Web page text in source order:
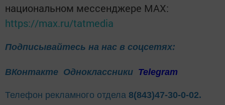
национальном мессенджере MАХ:
https://max.ru/tatmedia
Подписывайтесь на нас в соцсетях:
ВКонтакте Одноклассники Telegram
Телефон рекламного отдела 8(843)47-30-0-02.